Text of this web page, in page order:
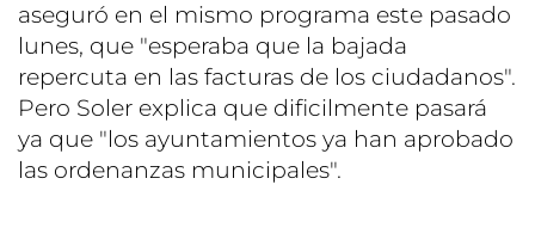
aseguró en el mismo programa este pasado
lunes, que "esperaba que la bajada
repercuta en las facturas de los ciudadanos".
Pero Soler explica que dificilmente pasará
ya que "los ayuntamientos ya han aprobado
las ordenanzas municipales".